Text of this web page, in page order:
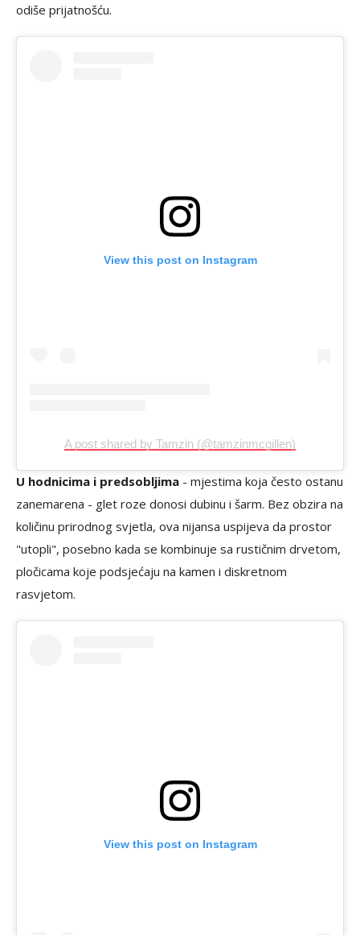
odiše prijatnošću.
View this post on Instagram
A post shared by Tamzin (@tamzinmcgillen)
U hodnicima i predsobljima - mjestima koja često ostanu
zanemarena - glet roze donosi dubinu i šarm. Bez obzira na
količinu prirodnog svjetla, ova nijansa uspijeva da prostor
"utopli", posebno kada se kombinuje sa rustičnim drvetom,
pločicama koje podsjećaju na kamen i diskretnom
rasvjetom.
View this post on Instagram